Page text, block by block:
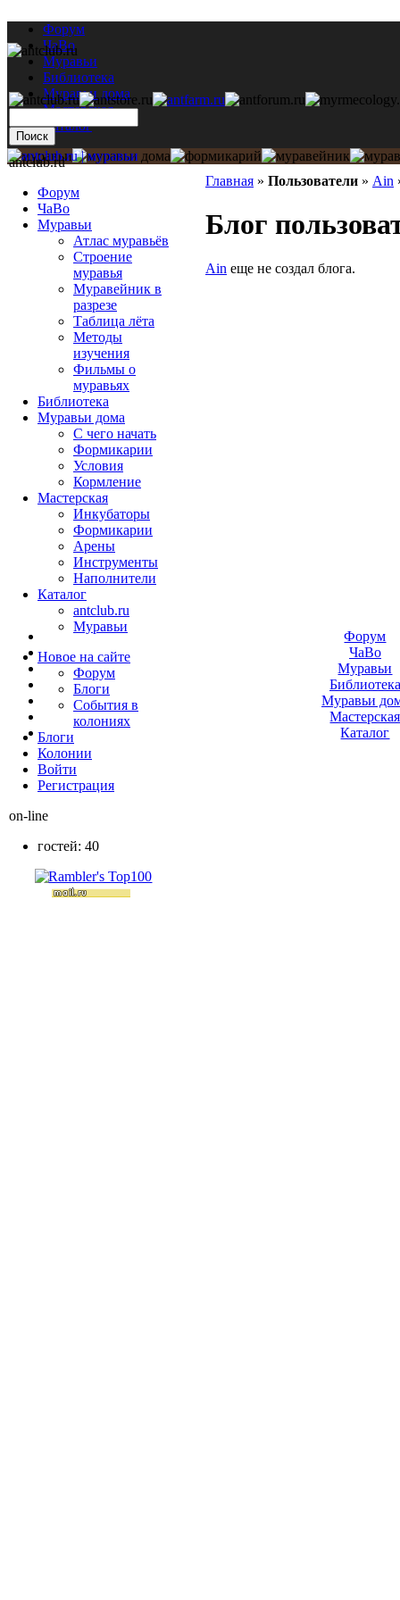
Форум
ЧаВо
Муравьи
Библиотека
Муравьи дома
Мастерская
Каталог
Главная » Пользователи » Ain
Блог
Ain еще не создал блога.
antclub.ru
Форум
ЧаВо
Муравьи
Атлас муравьёв
Строение
муравья
Муравейник в
разрезе
Таблица лёта
Методы
изучения
Фильмы о
муравьях
Библиотека
Муравьи дома
С чего начать
Формикарии
Условия
Кормление
Мастерская
Инкубаторы
Формикарии
Арены
Инструменты
Наполнители
Каталог
antclub.ru
Муравьи
Новое на сайте
Форум
Блоги
События в
колониях
Блоги
Колонии
Войти
Peгиcтpaция
on-line
гостей: 40
Форум
ЧаВо
Муравьи
Библиотека
Муравьи
Мастерская
Каталог